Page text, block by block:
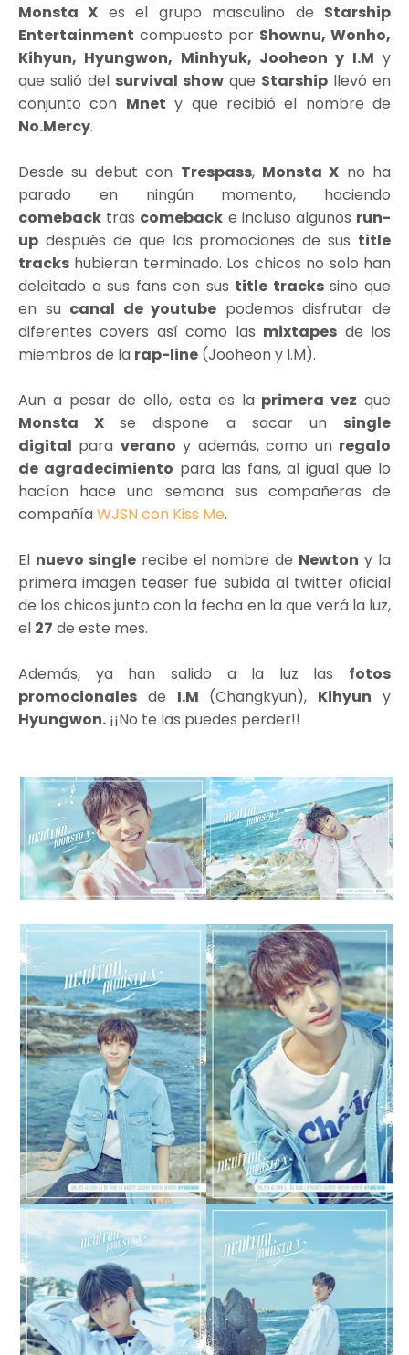
Monsta X es el grupo masculino de Starship
Entertainment compuesto por Shownu, Wonho,
Kihyun, Hyungwon, Minhyuk, Jooheon y I.M y
que salió del survival show que Starship llevó en
conjunto con Mnet y que recibió el nombre de
No.Mercy.
Desde su debut con Trespass, Monsta X no ha
parado en ningún momento, haciendo
comeback tras comeback e incluso algunos run-
up después de que las promociones de sus title
tracks hubieran terminado. Los chicos no solo han
deleitado a sus fans con sus title trackssino que
en su canal de youtube podemos disfrutar de
diferentes covers así como las mixtapes de los
miembros de la rap-line (Jooheon y I.M).
Aun a pesar de ello, esta es la primera vez que
Monsta Xse dispone a sacar un single
digital para verano y además, como un regalo
de agradecimiento para las fans, al igual que lo
hacían hace una semana sus compañeras de
compañíaWJSN con Kiss Me.
El nuevo singlerecibe el nombre de Newton y la
primera imagen teaser fue subida al twitter oficial
de los chicos junto con la fecha en la que verá la luz,
el 27 de este mes.
Además, ya han salido a la luz las fotos
promocionales de I.M (Changkyun), Kihyun y
Hyungwon. ¡¡No te las puedes perder!!